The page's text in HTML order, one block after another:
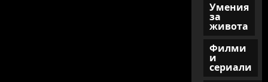
Умения
за
живота
Филми
и
сериали